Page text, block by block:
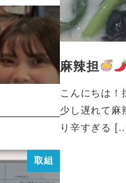
取組
麻辣担
こんにちは！
少し遅れて麻
り辛すぎる